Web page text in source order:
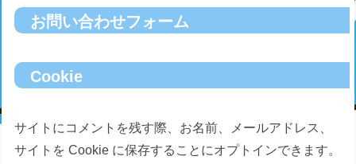
お問い合わせフォーム
Cookie
サイトにコメントを残す際、お名前、メールアドレス、
サイトを Cookie に保存することにオプトインできます。